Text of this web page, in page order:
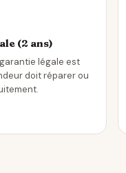
(2 ans)
légale est
doit réparer ou